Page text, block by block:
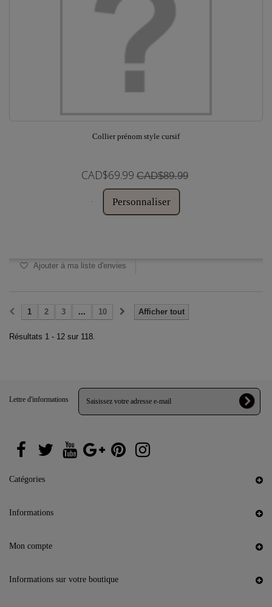
Collier prénom style cursif
CAD$69.99 CAD$89.99
Personnaliser
Ajouter à ma liste d'envies
Afficher tout
1 2 3 ... 10
Résultats 1 - 12 sur 118.
Lettre d'informations
Catégories
Informations
Mon compte
Informations sur votre boutique